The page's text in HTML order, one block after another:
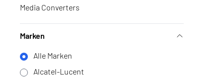
Media Converters
Marken
Alle Marken
Alcatel-Lucent
Grandstream GWN7664LR
169,75